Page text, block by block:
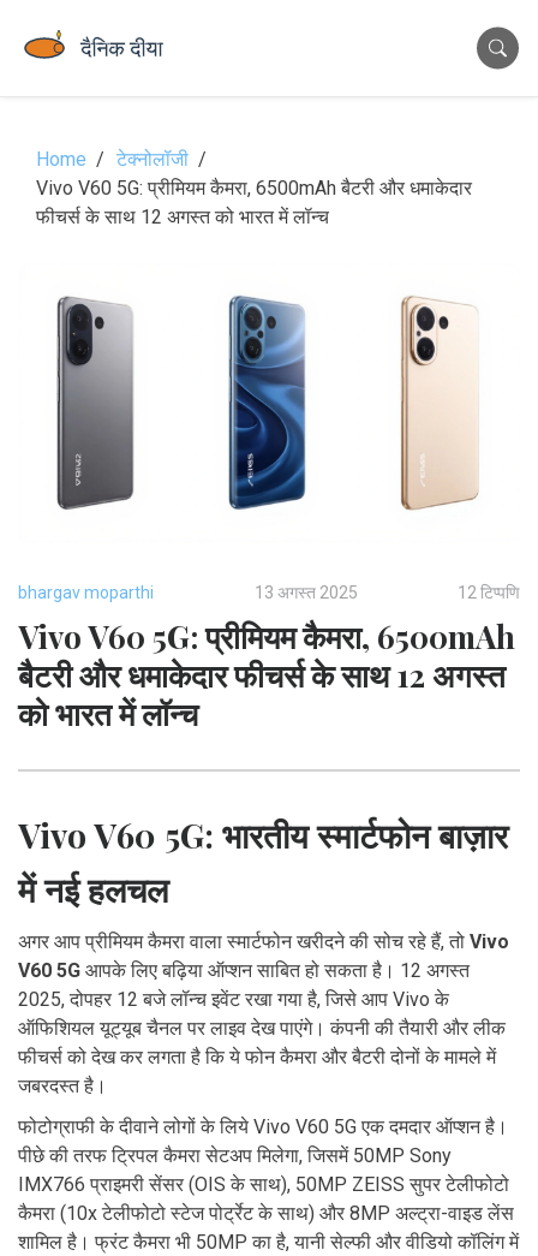
Home
टेक्नोलॉजी
Vivo V60 5G: प्रीमियम कैमरा, 6500mAh बैटरी और धमाकेदार
फीचर्स के साथ 12 अगस्त को भारत में लॉन्च
bhargav moparthi 13 अगस्त 2025 12 टिप्पणि
Vivo V60 5G: प्रीमियम कैमरा, 6500mAh
बैटरी और धमाकेदार फीचर्स के साथ 12 अगस्त
को भारत में लॉन्च
Vivo V60 5G: भारतीय स्मार्टफोन बाज़ार
में नई हलचल
अगर आप प्रीमियम कैमरा वाला स्मार्टफोन खरीदने की सोच रहे हैं, तो Vivo
V60 5G आपके लिए बढ़िया ऑप्शन साबित हो सकता है। 12 अगस्त
2025, दोपहर 12 बजे लॉन्च इवेंट रखा गया है, जिसे आप Vivo के
ऑफिशियल यूट्यूब चैनल पर लाइव देख पाएंगे। कंपनी की तैयारी और लीक
फीचर्स को देख कर लगता है कि ये फोन कैमरा और बैटरी दोनों के मामले में
जबरदस्त है।
फोटोग्राफी के दीवाने लोगों के लिये Vivo V60 5G एक दमदार ऑप्शन है।
पीछे की तरफ ट्रिपल कैमरा सेटअप मिलेगा, जिसमें 50MP Sony
IMX766 प्राइमरी सेंसर (OIS के साथ), 50MP ZEISS सुपर टेलीफोटो
कैमरा (10x टेलीफोटो स्टेज पोर्ट्रेट के साथ) और 8MP अल्ट्रा-वाइड लेंस
शामिल है। फ्रंट कैमरा भी 50MP का है, यानी सेल्फी और वीडियो कॉलिंग में